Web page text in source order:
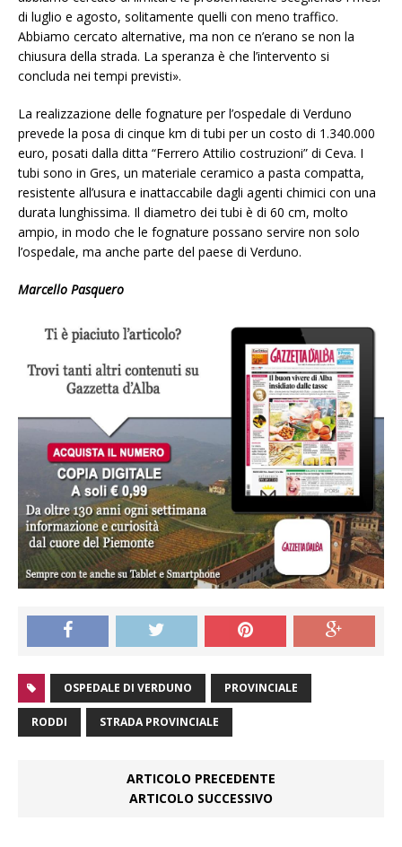
di luglio e agosto, solitamente quelli con meno traffico.
Abbiamo cercato alternative, ma non ce n’erano se non la
chiusura della strada. La speranza è che l’intervento si
concluda nei tempi previsti».
La realizzazione delle fognature per l’ospedale di Verduno
prevede la posa di cinque km di tubi per un costo di 1.340.000
euro, posati dalla ditta “Ferrero Attilio costruzioni” di Ceva. I
tubi sono in Gres, un materiale ceramico a pasta compatta,
resistente all’usura e inattaccabile dagli agenti chimici con una
durata lunghissima. Il diametro dei tubi è di 60 cm, molto
ampio, in modo che le fognature possano servire non solo
l’ospedale, ma anche parte del paese di Verduno.
Marcello Pasquero
OSPEDALE DI VERDUNO PROVINCIALE
RODDI STRADA PROVINCIALE
ARTICOLO PRECEDENTE
ARTICOLO SUCCESSIVO